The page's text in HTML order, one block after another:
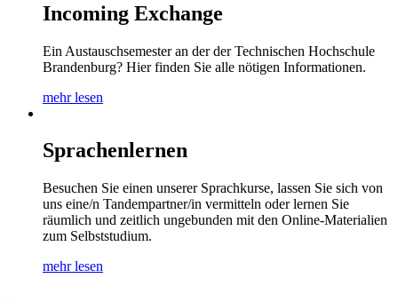
Incoming Exchange
Ein Austauschsemester an der der Technischen Hochschule
Brandenburg? Hier finden Sie alle nötigen Informationen.
mehr lesen
Sprachenlernen
Besuchen Sie einen unserer Sprachkurse, lassen Sie sich von
uns eine/n Tandempartner/in vermitteln oder lernen Sie
räumlich und zeitlich ungebunden mit den Online-Materialien
zum Selbststudium.
mehr lesen